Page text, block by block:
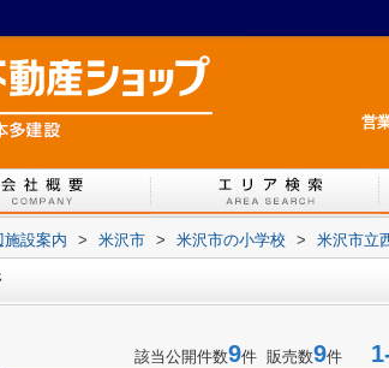
営
施設案内 > 米沢市 > 米沢市の小学校 > 米沢市立
該当公開件数9件 販売数9件